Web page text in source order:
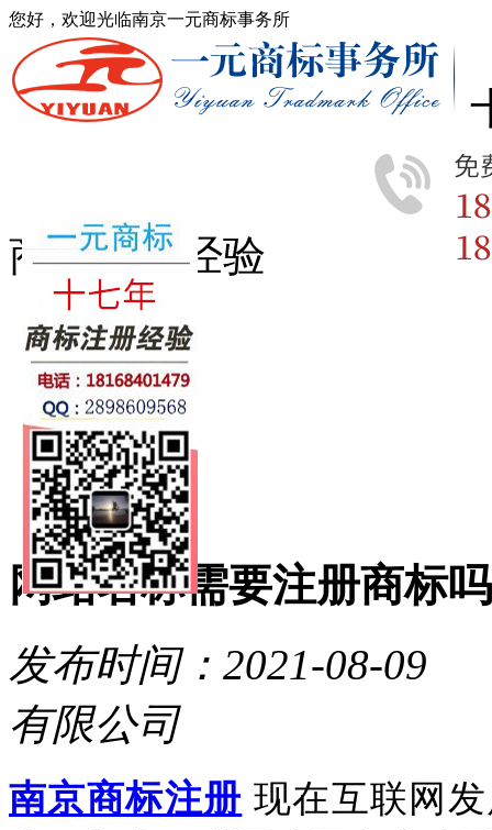
您好，欢迎光临南京一元商标事务所
商标注册经验
首页
商标查询
商标分类
商标转让
版权登记
专利申请
商标动态
费用流程
一元商标
联系方式
网站名称需要注册商标
发布时间：2021-08-
有限公司
南京商标注册 现在互联网